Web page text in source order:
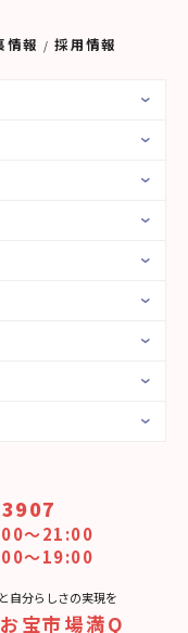
情報 採用情報
〜21:00
～19:00
⾃分らしさの実現を
宝市場満Q